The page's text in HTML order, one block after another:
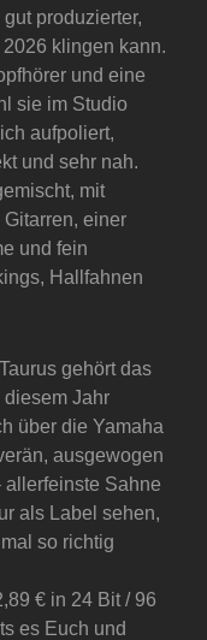
produzierter,
klingen kann.
und eine
sie im Studio
aufpoliert,
und sehr nah.
mit
einer
und fein
Hallfahnen
gehört das
Jahr
über die Yamaha
ausgewogen
Sahne
als Label sehen,
so richtig
€ in 24 Bit / 96
es Euch und